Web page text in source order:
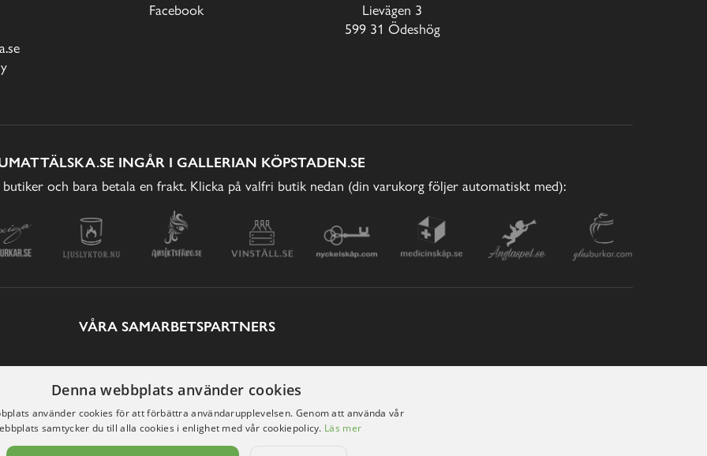
Facebook
Lievägen 3
599 31 Ödeshög
INGÅR I GALLERIAN KÖPSTADEN.SE
och bara betala en frakt. Klicka på valfri butik nedan (din varukorg följer automatiskt med):
VÅRA SAMARBETSPARTNERS
Denna webbplats använder cookies
använder cookies för att förbättra användarupplevelsen. Genom att använda vår
samtycker du till alla cookies i enlighet med vår cookiepolicy. Läs mer